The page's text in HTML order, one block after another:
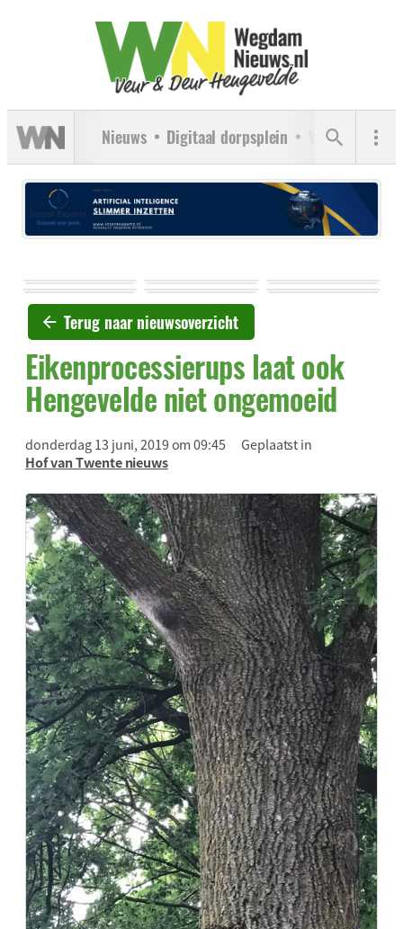
Nieuws Digitaal dorpsplein Verenigingen
Terug naar nieuwsoverzicht
Eikenprocessierups laat ook
Hengevelde niet ongemoeid
donderdag 13 juni, 2019 om 09:45
Geplaatst in
Hof van Twente nieuws